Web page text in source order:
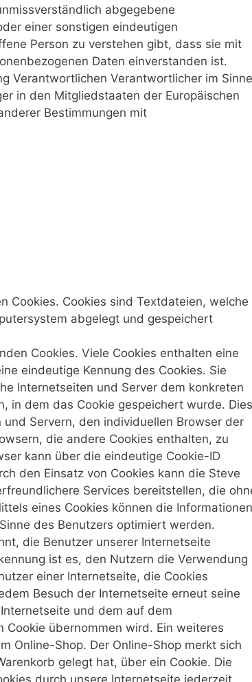
abgegebene
einer sonstigen eindeutigen
Person zu verstehen gibt, dass sie mit
Daten einverstanden ist.
Verantwortlichen Verantwortlicher im Sinne
in den Mitgliedstaaten der Europäischen
Bestimmungen mit
Cookies. Cookies sind Textdateien, welche
abgelegt und gespeichert
Cookies. Viele Cookies enthalten eine
eindeutige Kennung des Cookies. Sie
Internetseiten und Server dem konkreten
in dem das Cookie gespeichert wurde. Dies
Servern, den individuellen Browser der
die andere Cookies enthalten, zu
kann über die eindeutige Cookie-ID
den Einsatz von Cookies kann die Steve
Services bereitstellen, die
eines Cookies können die Informationen
des Benutzers optimiert werden.
die Benutzer unserer Internetseite
ist es, den Nutzern die Verwendung
einer Internetseite, die Cookies
Besuch der Internetseite erneut seine
und dem auf dem
übernommen wird. Ein weiteres
Online-Shop. Der Online-Shop merkt sich
gelegt hat, über ein Cookie. Die
durch unsere Internetseite jederzeit